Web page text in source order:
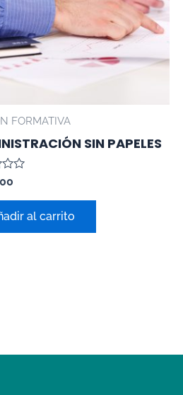
FORMATIVA
SIN PAPELES
al carrito